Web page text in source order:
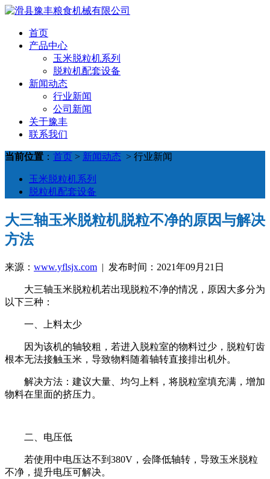
首页
产品中心
玉米脱粒机系列
脱粒机配套设备
新闻动态
行业新闻
公司新闻
关于豫丰
联系我们
当前位置 ： 首页 > 新闻动态 > 行业新闻
玉米脱粒机系列
脱粒机配套设备
大三轴玉米脱粒机脱粒不净的原因与解决
方法
来源： www.yflsjx.com | 发布时间：2021年09月21日
大三轴玉米脱粒机若出现脱粒不净的情况，原因大多分为
以下三种：
一、上料太少
因为该机的轴较粗，若进入脱粒室的物料过少，脱粒钉齿
根本无法接触玉米，导致物料随着轴转直接排出机外。
解决方法：建议大量、均匀上料，将脱粒室填充满，增加
物料在里面的挤压力。
二、电压低
若使用中电压达不到380V，会降低轴转，导致玉米脱粒
不净，提升电压可解决。